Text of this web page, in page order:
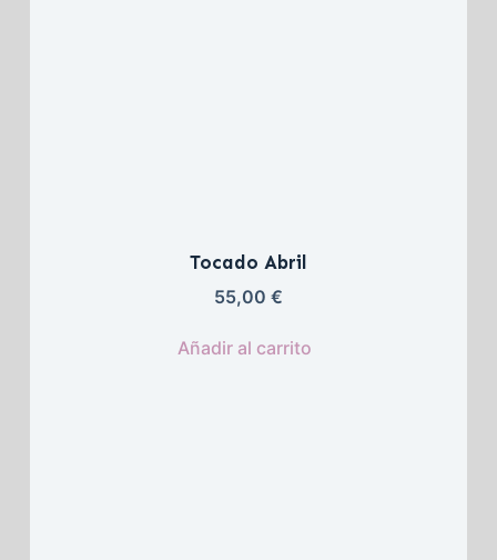
Tocado Abril
55,00 €
Añadir al carrito